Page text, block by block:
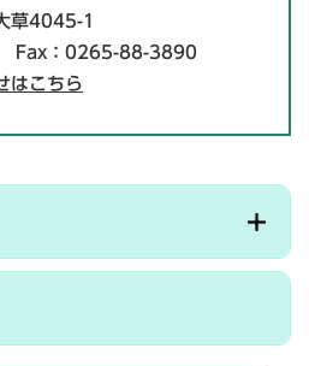
草4045-1
Fax：0265-88-3890
はこちら